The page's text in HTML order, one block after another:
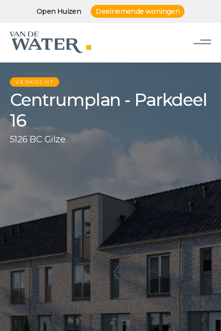
Open Huizen Deelnemende woningen
VERKOCHT
Centrumplan - Parkdeel
16
5126 BC Gilze